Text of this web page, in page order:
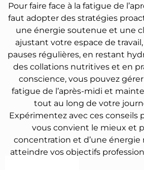
Pour faire face à la fatigue de
faut adopter des stratégies
une énergie soutenue et une
ajustant votre espace de
pauses régulières, en restant
des collations nutritives et en
conscience, vous pouvez
fatigue de l’après-midi et
tout au long de votre
Expérimentez avec ces conseils
vous convient le mieux et
concentration et d’une énergie
atteindre vos objectifs